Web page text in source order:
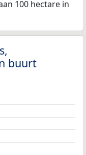
100 hectare in
buurt